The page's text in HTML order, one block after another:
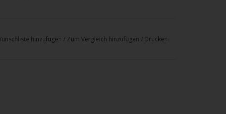
hinzufügen / Zum Vergleich hinzufügen / Drucken